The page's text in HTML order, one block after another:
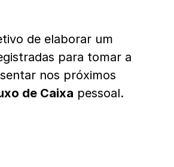
de elaborar um
para tomar a
nos próximos
de Caixa pessoal.